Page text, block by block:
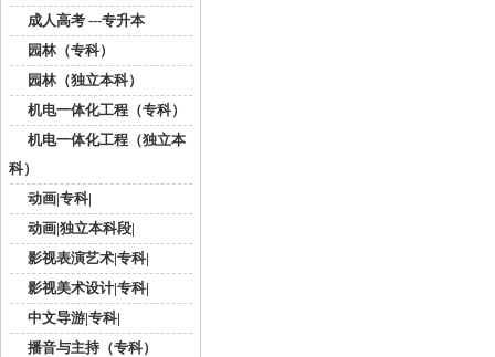
成人高考 ---专升本
园林（专科）
园林（独立本科）
机电一体化工程（专科）
机电一体化工程（独立本
科）
动画|专科|
动画|独立本科段|
影视表演艺术|专科|
影视美术设计|专科|
中文导游|专科|
播音与主持（专科）